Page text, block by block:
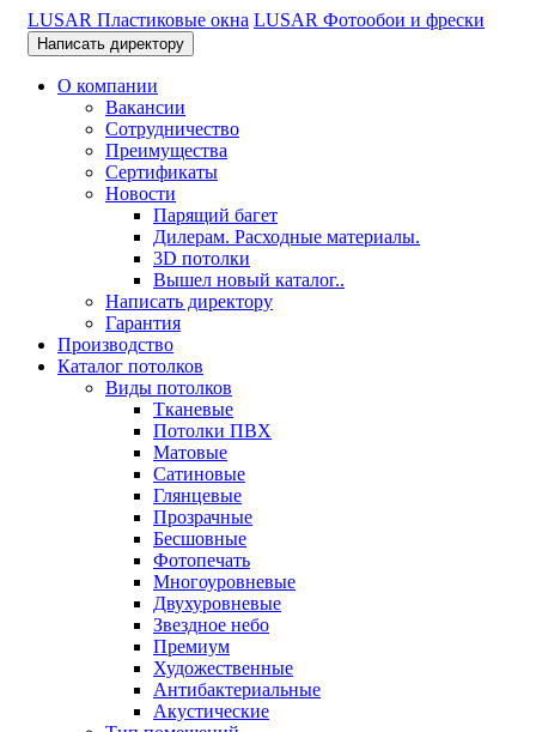
LUSAR Пластиковые окна LUSAR Фотообои и фрески
Написать директору
О компании
Вакансии
Сотрудничество
Преимущества
Сертификаты
Новости
Парящий багет
Дилерам. Расходные материалы.
3D потолки
Вышел новый каталог..
Написать директору
Гарантия
Производство
Каталог потолков
Виды потолков
Тканевые
Потолки ПВХ
Матовые
Сатиновые
Глянцевые
Прозрачные
Бесшовные
Фотопечать
Многоуровневые
Двухуровневые
Звездное небо
Премиум
Художественные
Антибактериальные
Акустические